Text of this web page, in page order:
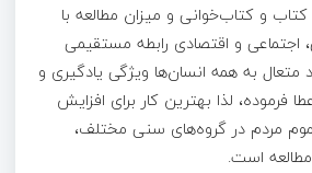
و کتاب‌خوانی و میزان مطالعه با
اجتماعی و اقتصادی رابطه مستقیمی
متعال به همه انسان‌ها ویژگی یادگیری و
فرموده، لذا بهترین کار برای افزایش
مردم در گروه‌های سنی مختلف،
است.